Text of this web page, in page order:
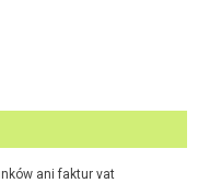
ani faktur vat